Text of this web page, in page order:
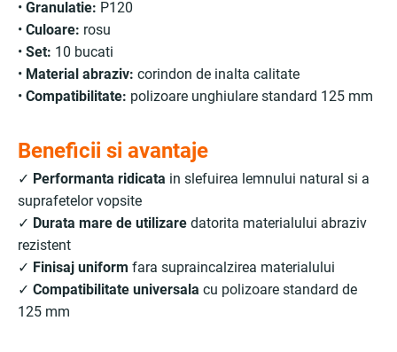
• Granulatie: P120
• Culoare: rosu
• Set: 10 bucati
• Material abraziv: corindon de inalta calitate
• Compatibilitate: polizoare unghiulare standard 125 mm
Beneficii si avantaje
✓ Performanta ridicata in slefuirea lemnului natural si a
suprafetelor vopsite
✓ Durata mare de utilizare datorita materialului abraziv
rezistent
✓ Finisaj uniform fara supraincalzirea materialului
✓ Compatibilitate universala cu polizoare standard de
125 mm